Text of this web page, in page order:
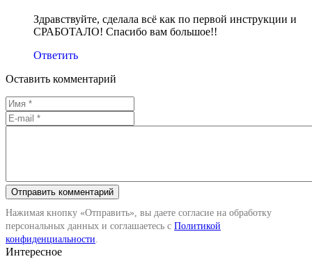
Здравствуйте, сделала всё как по первой инструкции и
СРАБОТАЛО! Спасибо вам большое!!
Ответить
Оставить комментарий
Нажимая кнопку «Отправить», вы даете согласие на обработку
персональных данных и соглашаетесь с Политикой
конфиденциальности
Интересное